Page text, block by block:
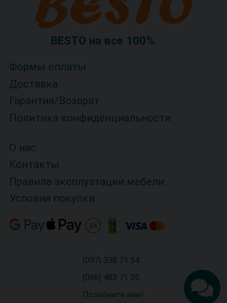
BESTO на все 100%
Формы оплаты
Доставка
Гарантия/Возврат
Политика конфиденциальности
О нас
Контакты
Правила эксплуатации мебели
Условия покупки
(097) 338 71 54
(066) 483 71 25
Позвоните мне!